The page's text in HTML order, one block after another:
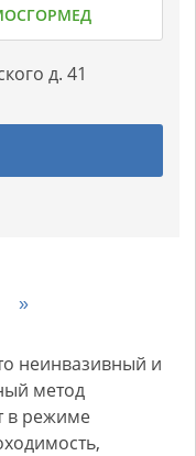
д. 41
»
неинвазивный и
метод
в режиме